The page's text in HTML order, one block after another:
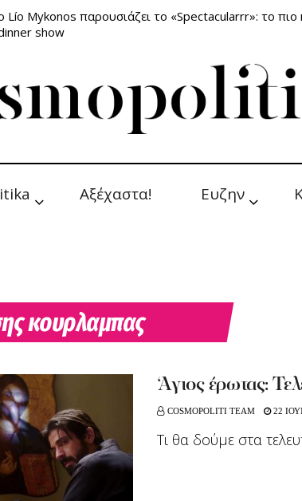
Lío Mykonos παρουσιάζει το «Spectacularrr»: το πιο
show
Αξέχαστα! Ευζην
κουρλαμπας
‘Aγιος έρωτας:
COSMOPOLITI TEAM 22
Τι θα δούμε στα